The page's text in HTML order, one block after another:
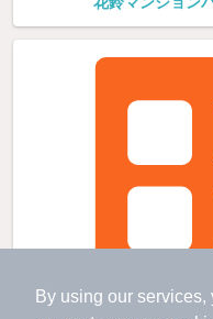
By using our